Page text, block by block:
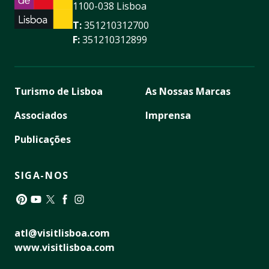
1100-038 Lisboa
T:351210312700
F:351210312899
Turismo de Lisboa
Associados
Publicações
As Nossas Marcas
Imprensa
SIGA-NOS
atl@visitlisboa.com
www.visitlisboa.com